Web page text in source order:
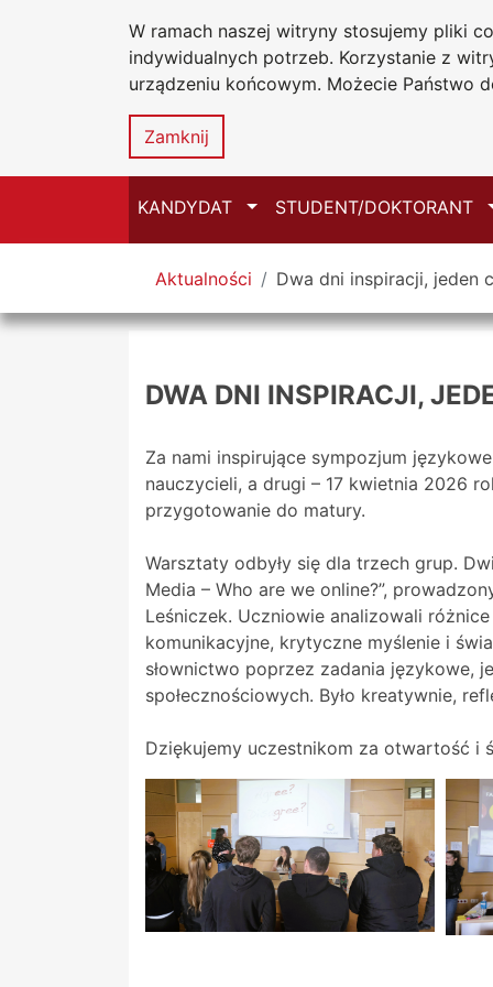
W ramach naszej witryny stosujemy pliki
indywidualnych potrzeb. Korzystanie z
urządzeniu końcowym. Możecie Państwo
Zamknij
Przejdź do głównego menu
Przejdź do treści
Przejdź do wyszukiwarki
Przejdź do mapy serwisuUniwersytet
Jana
KANDYDAT Przełącz
STUDENT/DOKTORANT
Tutaj jesteś
Aktualności Dwa dni inspiracji, jeden
DWA DNI INSPIRACJI,
Za nami inspirujące sympozjum
nauczycieli, a drugi – 17 kwietnia 2026
przygotowanie do matury.
Warsztaty odbyły się dla trzech grup.
Media – Who are we online?”,
Leśniczek. Uczniowie analizowali
komunikacyjne, krytyczne myślenie i
słownictwo poprzez zadania językowe,
społecznościowych. Było kreatywnie,
Dziękujemy uczestnikom za otwartość i